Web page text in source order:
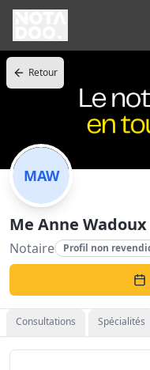
Retour
MAW
Me Anne Wadoux
Notaire Profil non
Consultations Spécialités